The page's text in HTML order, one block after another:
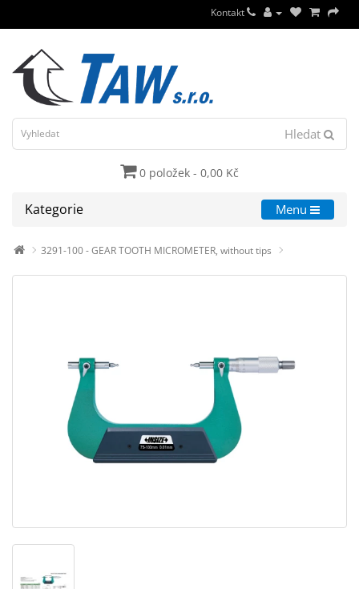
Kontakt
Hledat
0 položek - 0,00 Kč
Kategorie Menu
3291-100 - GEAR TOOTH MICROMETER, without tips